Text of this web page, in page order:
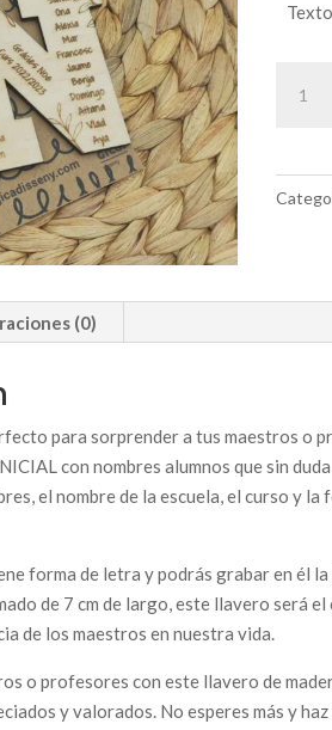
Texto
profe
(0)
para sorprender a tus maestros o
con nombres alumnos que sin
el nombre de la escuela, el curso y
forma de letra y podrás grabar en él
de 7 cm de largo, este llavero será
de los maestros en nuestra vida.
o profesores con este llavero de
y valorados. No esperes más y